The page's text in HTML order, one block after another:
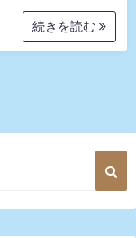
続きを読む